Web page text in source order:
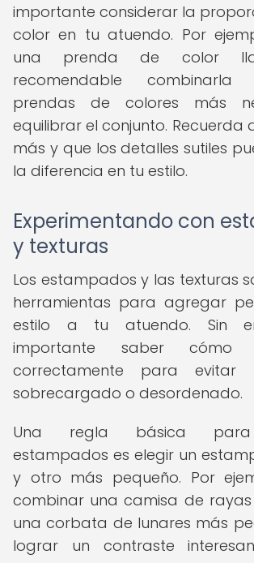
importante considerar la
color en tu atuendo. Por
una prenda de color
recomendable
prendas de colores más
equilibrar el conjunto. Recuerda
más y que los detalles sutiles
la diferencia en tu estilo.
Experimentando con
y texturas
Los estampados y las texturas
herramientas para agregar
estilo a tu atuendo. Sin
importante saber cómo
correctamente para evitar
sobrecargado o desordenado.
Una regla básica para
estampados es elegir un
y otro más pequeño. Por
combinar una camisa de
una corbata de lunares más
lograr un contraste